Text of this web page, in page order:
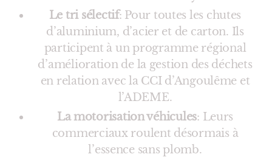
Le tri sélectif: Pour toutes les chutes
d’aluminium, d’acier et de carton. Ils
participent à un programme régional
d’amélioration de la gestion des déchets
en relation avec la CCI d’Angoulême et
l’ADEME.
La motorisation véhicules: Leurs
commerciaux roulent désormais à
l’essence sans plomb.